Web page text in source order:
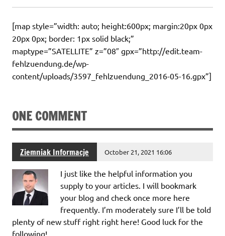
[map style=”width: auto; height:600px; margin:20px 0px
20px 0px; border: 1px solid black;”
maptype=”SATELLITE” z=”08″ gpx=”http://edit.team-
fehlzuendung.de/wp-
content/uploads/3597_fehlzuendung_2016-05-16.gpx”]
ONE COMMENT
Ziemniak Informacje October 21, 2021 16:06
I just like the helpful information you
supply to your articles. I will bookmark
your blog and check once more here
frequently. I’m moderately sure I’ll be told
plenty of new stuff right right here! Good luck for the
following!